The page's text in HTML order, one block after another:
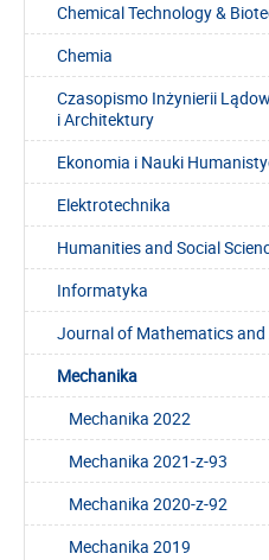
Chemical Technology &
Chemia
Czasopismo Inżynierii
i Architektury
Ekonomia i Nauki
Elektrotechnika
Humanities and Social
Informatyka
Journal of Mathematics
Mechanika
Mechanika 2022
Mechanika 2021-z-93
Mechanika 2020-z-92
Mechanika 2019